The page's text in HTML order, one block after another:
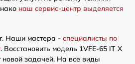
наш сервис-центр выделяется
Наши мастера - специалисты по
. Восстановить модель 1VFE-65 IT X
новой задачей. На все виды